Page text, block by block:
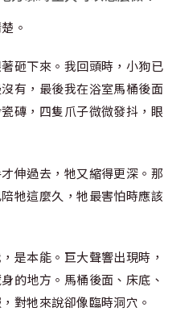
。
砸下來。我回頭時，小狗已
有，最後我在浴室馬桶後面
磚，四隻爪子微微發抖，眼
伸過去，牠又縮得更深。那
牠這麼久，牠最害怕時應該
是本能。巨大聲響出現時，
的地方。馬桶後面、床底、
對牠來說卻像臨時洞穴。